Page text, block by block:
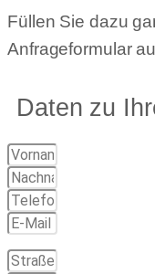
Füllen Sie dazu
Anfrageformular
Daten zu